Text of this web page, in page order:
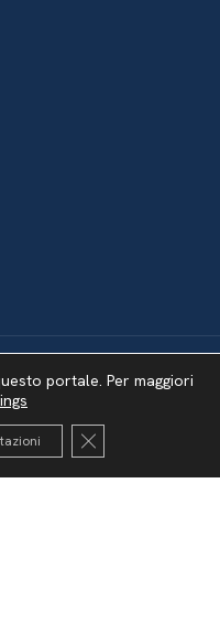
portale. Per maggiori
Close GDPR